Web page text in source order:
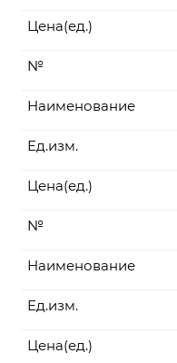
Цена(ед.)
№
Наименование
Ед.изм.
Цена(ед.)
№
Наименование
Ед.изм.
Цена(ед.)